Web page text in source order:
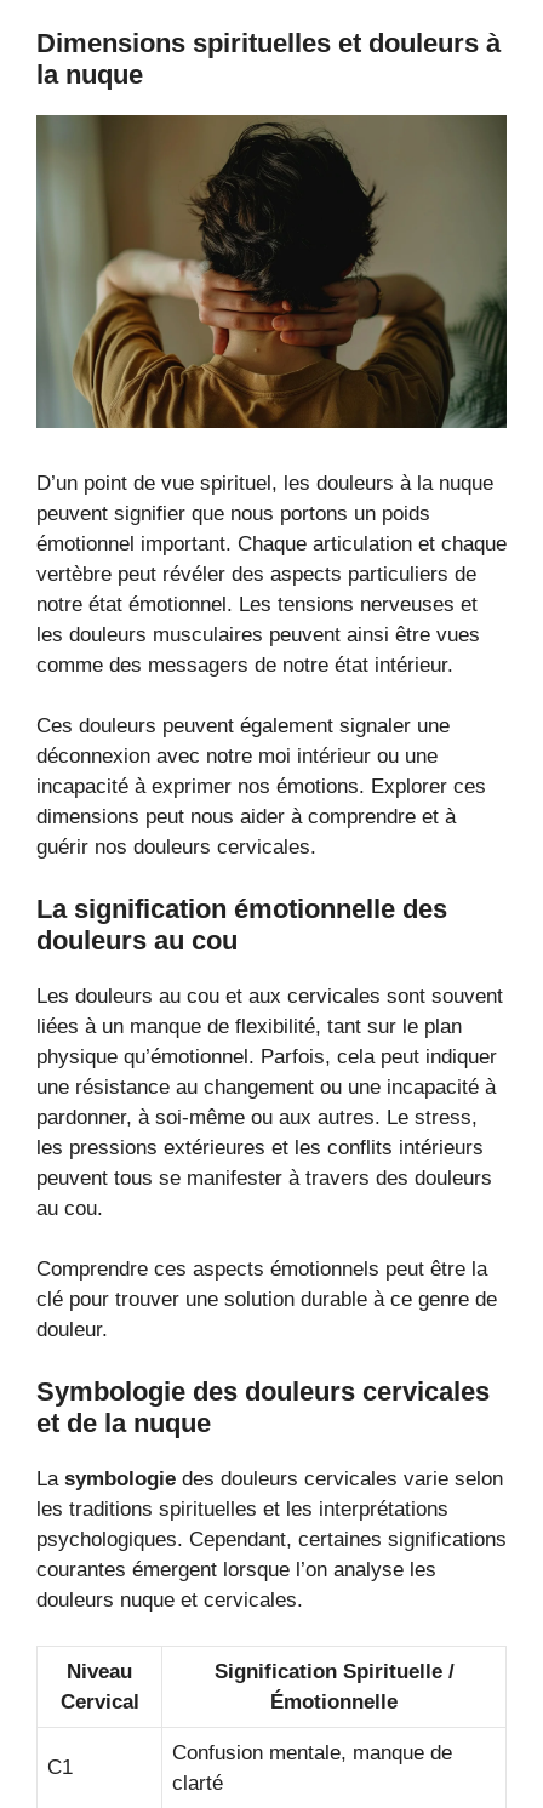
Dimensions spirituelles et douleurs à
la nuque
D’un point de vue spirituel, les douleurs à la nuque
peuvent signifier que nous portons un poids
émotionnel important. Chaque articulation et chaque
vertèbre peut révéler des aspects particuliers de
notre état émotionnel. Les tensions nerveuses et
les douleurs musculaires peuvent ainsi être vues
comme des messagers de notre état intérieur.
Ces douleurs peuvent également signaler une
déconnexion avec notre moi intérieur ou une
incapacité à exprimer nos émotions. Explorer ces
dimensions peut nous aider à comprendre et à
guérir nos douleurs cervicales.
La signification émotionnelle des
douleurs au cou
Les douleurs au cou et aux cervicales sont souvent
liées à un manque de flexibilité, tant sur le plan
physique qu’émotionnel. Parfois, cela peut indiquer
une résistance au changement ou une incapacité à
pardonner, à soi-même ou aux autres. Le stress,
les pressions extérieures et les conflits intérieurs
peuvent tous se manifester à travers des douleurs
au cou.
Comprendre ces aspects émotionnels peut être la
clé pour trouver une solution durable à ce genre de
douleur.
Symbologie des douleurs cervicales
et de la nuque
La symbologie des douleurs cervicales varie selon
les traditions spirituelles et les interprétations
psychologiques. Cependant, certaines significations
courantes émergent lorsque l’on analyse les
douleurs nuque et cervicales.
Niveau
Cervical
Signification Spirituelle /
Émotionnelle
C1
Confusion mentale, manque de
clarté